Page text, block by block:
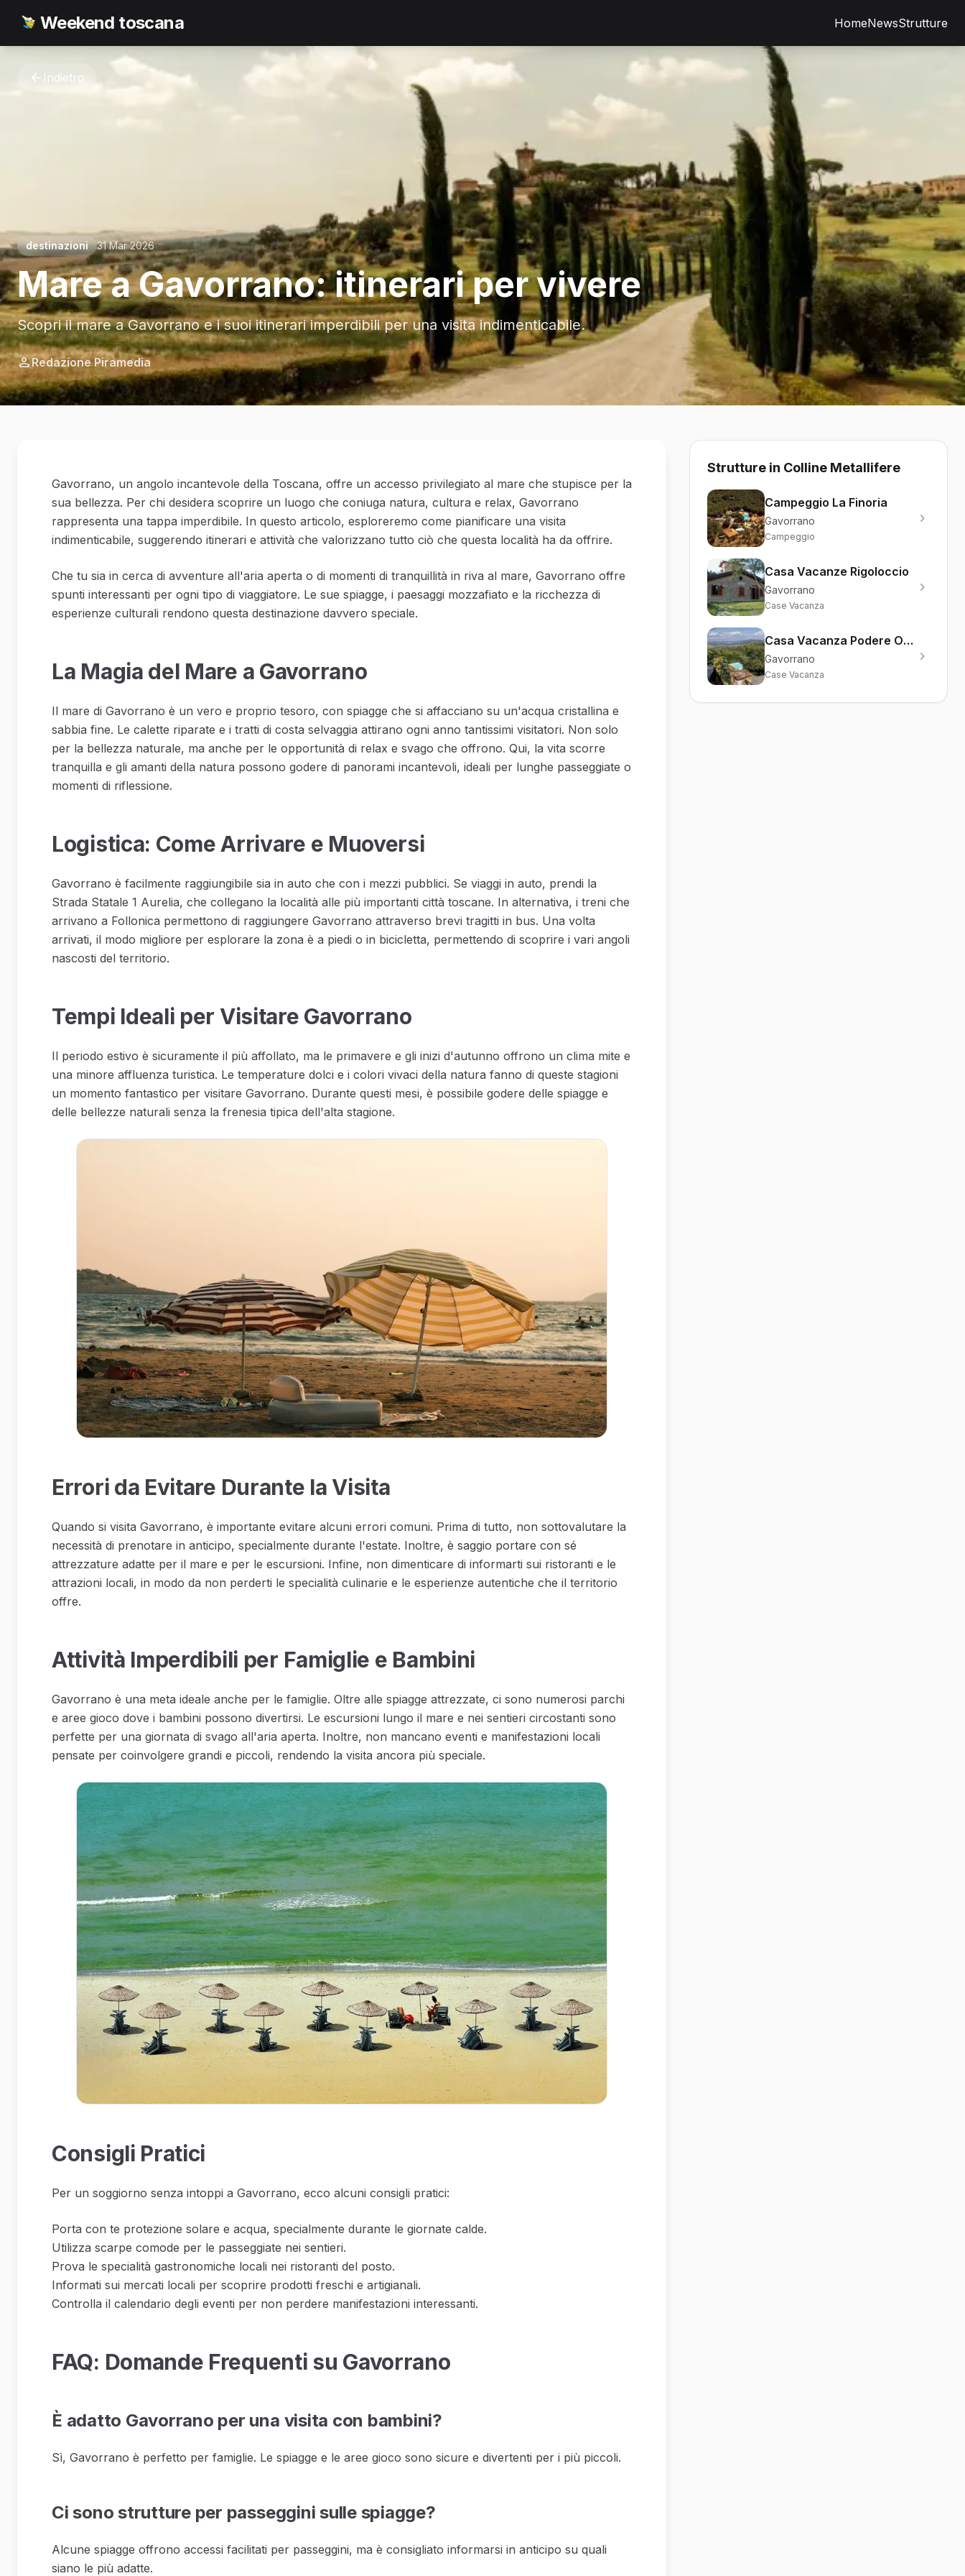
Weekend toscana HomeNewsStrutture
Indietro
destinazioni 31 Mar 2026
Mare a Gavorrano: itinerari per vivere
Scopri il mare a Gavorrano e i suoi itinerari imperdibili per una visita indimenticabile.
Redazione Piramedia
Gavorrano, un angolo incantevole della Toscana, offre un accesso privilegiato al mare che stupisce per la
sua bellezza. Per chi desidera scoprire un luogo che coniuga natura, cultura e relax, Gavorrano
rappresenta una tappa imperdibile. In questo articolo, esploreremo come pianificare una visita
indimenticabile, suggerendo itinerari e attività che valorizzano tutto ciò che questa località ha da offrire.
Che tu sia in cerca di avventure all'aria aperta o di momenti di tranquillità in riva al mare, Gavorrano offre
spunti interessanti per ogni tipo di viaggiatore. Le sue spiagge, i paesaggi mozzafiato e la ricchezza di
esperienze culturali rendono questa destinazione davvero speciale.
La Magia del Mare a Gavorrano
Il mare di Gavorrano è un vero e proprio tesoro, con spiagge che si affacciano su un'acqua cristallina e
sabbia fine. Le calette riparate e i tratti di costa selvaggia attirano ogni anno tantissimi visitatori. Non solo
per la bellezza naturale, ma anche per le opportunità di relax e svago che offrono. Qui, la vita scorre
tranquilla e gli amanti della natura possono godere di panorami incantevoli, ideali per lunghe passeggiate o
momenti di riflessione.
Logistica: Come Arrivare e Muoversi
Gavorrano è facilmente raggiungibile sia in auto che con i mezzi pubblici. Se viaggi in auto, prendi la
Strada Statale 1 Aurelia, che collegano la località alle più importanti città toscane. In alternativa, i treni che
arrivano a Follonica permettono di raggiungere Gavorrano attraverso brevi tragitti in bus. Una volta
arrivati, il modo migliore per esplorare la zona è a piedi o in bicicletta, permettendo di scoprire i vari angoli
nascosti del territorio.
Tempi Ideali per Visitare Gavorrano
Il periodo estivo è sicuramente il più affollato, ma le primavere e gli inizi d'autunno offrono un clima mite e
una minore affluenza turistica. Le temperature dolci e i colori vivaci della natura fanno di queste stagioni
un momento fantastico per visitare Gavorrano. Durante questi mesi, è possibile godere delle spiagge e
delle bellezze naturali senza la frenesia tipica dell'alta stagione.
Errori da Evitare Durante la Visita
Quando si visita Gavorrano, è importante evitare alcuni errori comuni. Prima di tutto, non sottovalutare la
necessità di prenotare in anticipo, specialmente durante l'estate. Inoltre, è saggio portare con sé
attrezzature adatte per il mare e per le escursioni. Infine, non dimenticare di informarti sui ristoranti e le
attrazioni locali, in modo da non perderti le specialità culinarie e le esperienze autentiche che il territorio
offre.
Attività Imperdibili per Famiglie e Bambini
Gavorrano è una meta ideale anche per le famiglie. Oltre alle spiagge attrezzate, ci sono numerosi parchi
e aree gioco dove i bambini possono divertirsi. Le escursioni lungo il mare e nei sentieri circostanti sono
perfette per una giornata di svago all'aria aperta. Inoltre, non mancano eventi e manifestazioni locali
pensate per coinvolgere grandi e piccoli, rendendo la visita ancora più speciale.
Consigli Pratici
Per un soggiorno senza intoppi a Gavorrano, ecco alcuni consigli pratici:
Porta con te protezione solare e acqua, specialmente durante le giornate calde.
Utilizza scarpe comode per le passeggiate nei sentieri.
Prova le specialità gastronomiche locali nei ristoranti del posto.
Informati sui mercati locali per scoprire prodotti freschi e artigianali.
Controlla il calendario degli eventi per non perdere manifestazioni interessanti.
FAQ: Domande Frequenti su Gavorrano
È adatto Gavorrano per una visita con bambini?
Sì, Gavorrano è perfetto per famiglie. Le spiagge e le aree gioco sono sicure e divertenti per i più piccoli.
Ci sono strutture per passeggini sulle spiagge?
Alcune spiagge offrono accessi facilitati per passeggini, ma è consigliato informarsi in anticipo su quali
siano le più adatte.
Strutture in Colline Metallifere
Campeggio La Finoria
Gavorrano
Campeggio
Casa Vacanze Rigoloccio
Gavorrano
Case Vacanza
Casa Vacanza Podere Orsinghi
Gavorrano
Case Vacanza